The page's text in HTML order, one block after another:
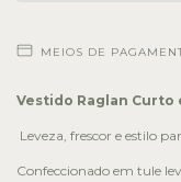
MEIOS DE
Vestido Raglan Curto
Leveza, frescor e estilo
Confeccionado em tule